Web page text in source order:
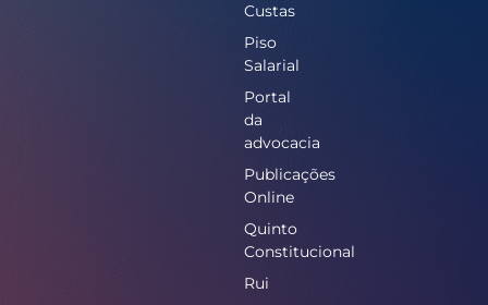
Custas
Piso
Salarial
Portal
da
advocacia
Publicações
Online
Quinto
Constitucional
Rui